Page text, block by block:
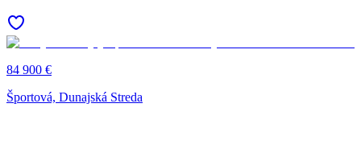
84 900 €
Športová, Dunajská Streda